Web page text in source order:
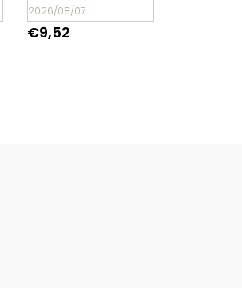
2026/08/07
€11,90